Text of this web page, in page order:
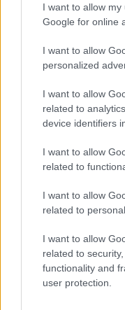
I want to allow
Google for online
I want to allow
personalized
I want to allow
related to
device identifiers
I want to allow
related to
I want to allow
related to
I want to allow
related to
functionality and
user protection.
Τον Νοέμβριο
Εξωτερικών
Ένωσης
Μπορέλ και
κεντρικό
συντονισμού
ΕΕ και την
COVID-19,
Τον Δεκέμβριο,
Ευρωπαϊκού
τον υπουργό
Γαλλίας, Ζαν Ιβ
ταξίδια στη
Στο παρελθόν